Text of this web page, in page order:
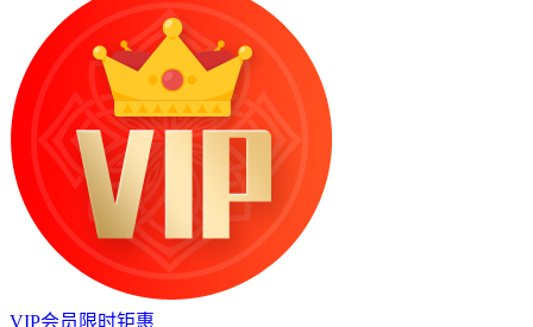
VIP会员限时钜惠